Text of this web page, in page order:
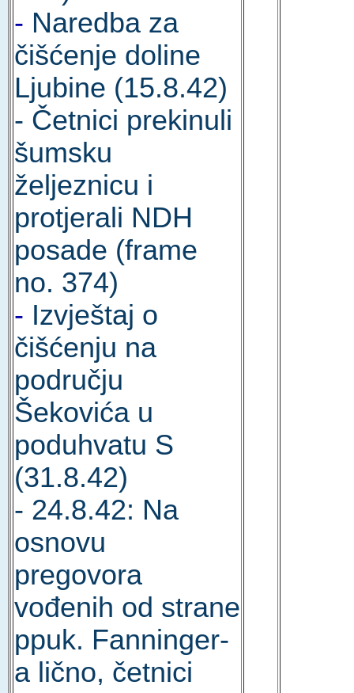
- Naredba za
čišćenje doline
Ljubine (15.8.42)
- Četnici prekinuli
šumsku
željeznicu i
protjerali NDH
posade (frame
no. 374)
- Izvještaj o
čišćenju na
području
Šekovića u
poduhvatu S
(31.8.42)
- 24.8.42: Na
osnovu
pregovora
vođenih od strane
ppuk. Fanninger-
a lično, četnici